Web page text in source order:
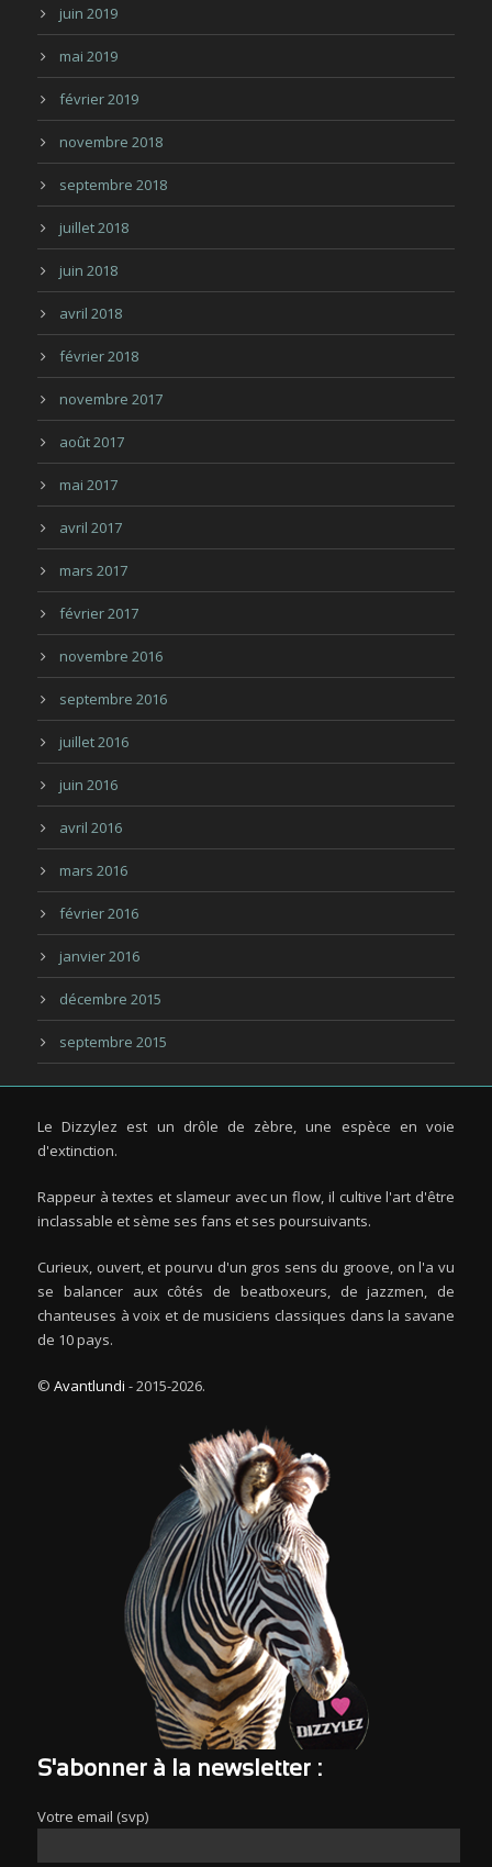
juin 2019
mai 2019
février 2019
novembre 2018
septembre 2018
juillet 2018
juin 2018
avril 2018
février 2018
novembre 2017
août 2017
mai 2017
avril 2017
mars 2017
février 2017
novembre 2016
septembre 2016
juillet 2016
juin 2016
avril 2016
mars 2016
février 2016
janvier 2016
décembre 2015
septembre 2015
Le Dizzylez est un drôle de zèbre, une espèce en voie
d'extinction.
Rappeur à textes et slameur avec un flow, il cultive l'art d'être
inclassable et sème ses fans et ses poursuivants.
Curieux, ouvert, et pourvu d'un gros sens du groove, on l'a vu
se balancer aux côtés de beatboxeurs, de jazzmen, de
chanteuses à voix et de musiciens classiques dans la savane
de 10 pays.
© Avantlundi - 2015-2026.
S'abonner à la newsletter :
Votre email (svp)